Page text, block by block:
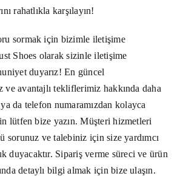
rahatlıkla karşılayın!
sormak için bizimle iletişime
Shoes olarak sizinle iletişime
duyarız! En güncel
ve avantajlı tekliflerimiz hakkında daha
da telefon numaramızdan kolayca
lütfenbize yazın. Müşteri hizmetleri
sorunuz ve talebiniz için size yardımcı
duyacaktır. Sipariş verme süreci ve ürün
detaylı bilgi almak için bize ulaşın.